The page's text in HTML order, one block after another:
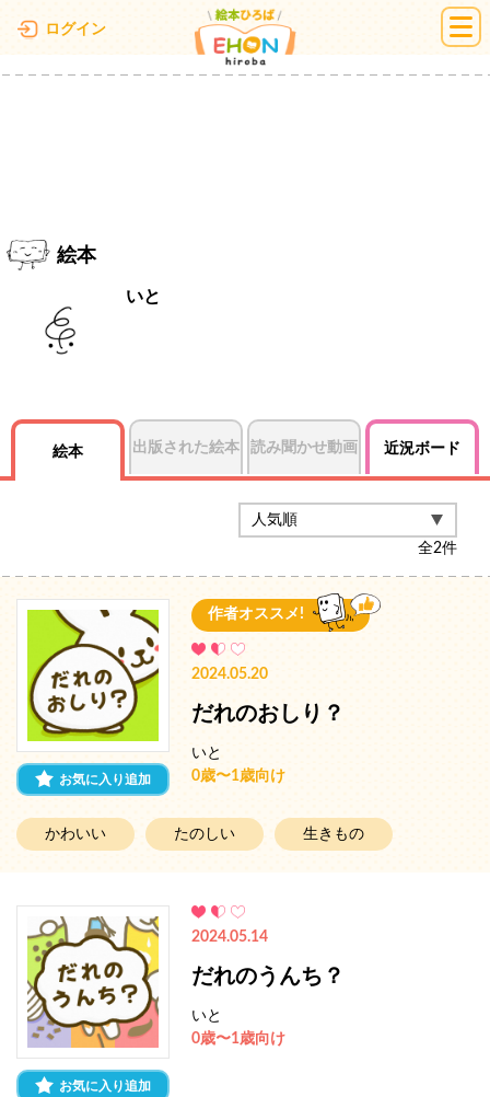
ログイン 絵本ひろば
絵本
いと
絵本 出版された絵本 読み聞かせ動画 近況ボード
全2件
お気に入り追加
作者オススメ!
2024.05.20
だれのおしり？
いと
0歳〜1歳向け
かわいい たのしい 生きもの
お気に入り追加
2024.05.14
だれのうんち？
いと
0歳〜1歳向け